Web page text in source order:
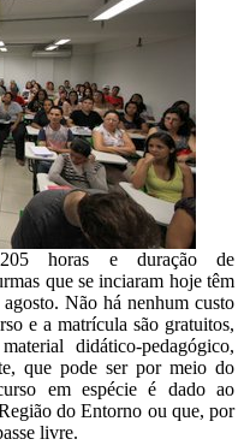
horas e duração de
que se inciaram hoje têm
Não há nenhum custo
e a matrícula são gratuitos,
didático-pedagógico,
que pode ser por meio do
em espécie é dado ao
do Entorno ou que, por
livre.